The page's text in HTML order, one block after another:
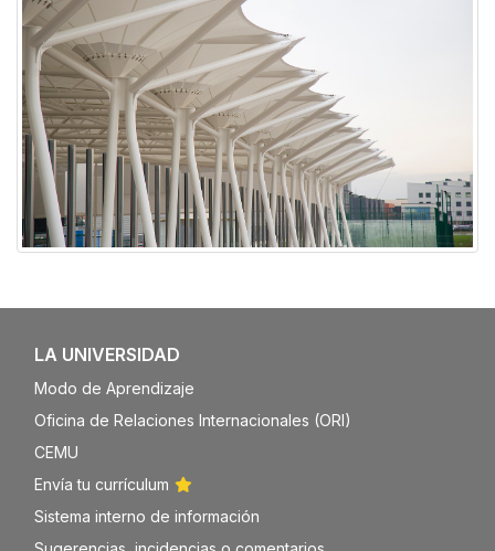
Galería
LA UNIVERSIDAD
Modo de Aprendizaje
Oficina de Relaciones Internacionales (ORI)
CEMU
Envía tu currículum
Sistema interno de información